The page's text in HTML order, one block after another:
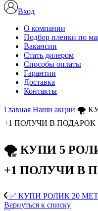
Вход
О компании
Подбор пленки по
Вакансии
Стать дилером
Способы оплаты
Гарантии
Доставка
Контакты
Главная Наши акции 🌪
+1 ПОЛУЧИ В ПОДАРОК
🌪 КУПИ 5
+1 ПОЛУЧИ В
✅ КУПИ РОЛИК 20
Вернуться к списку